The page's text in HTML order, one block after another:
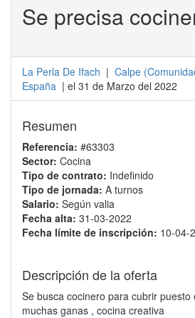
Se precisa
La Perla De Ifach | Calpe (
España | el 31 de Marzo del 2022
Resumen
Referencia: #63303
Sector: Cocina
Tipo de contrato: Indefinido
Tipo de jornada: A turnos
Salario: Según valia
Fecha alta: 31-03-2022
Fecha límite de inscripción: 10-04-
Descripción de la oferta
Se busca cocinero para cubrir puesto
muchas ganas , cocina creativa